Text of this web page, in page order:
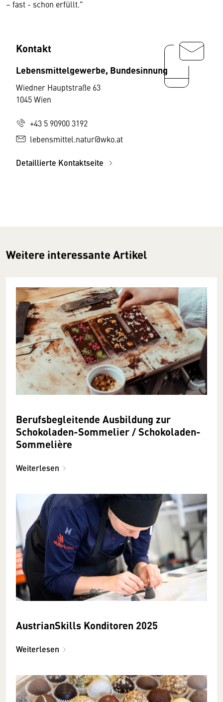
– fast - schon erfüllt."
Kontakt
Lebensmittelgewerbe, Bundesinnung
Wiedner Hauptstraße 63
1045 Wien
+43 5 90900 3192
lebensmittel.natur@wko.at
Detaillierte Kontaktseite
Weitere interessante Artikel
Berufsbegleitende Ausbildung zur
Schokoladen-Sommelier / Schokoladen-
Sommelière
Weiterlesen
AustrianSkills Konditoren 2025
Weiterlesen